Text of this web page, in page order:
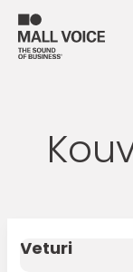
content
Veturi